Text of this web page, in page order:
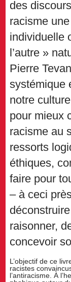
des
racisme
individuelle
l’autre »
Pierre
systémique
notre
pour mieux
racisme au
ressorts
éthiques,
faire pour
– à ceci
raisonner,
concevoir
L’objectif de ce
racistes
l’antiracisme. À